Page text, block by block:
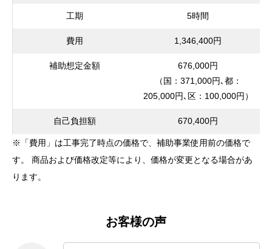
工期 5時間
費用 1,346,400円
補助想定金額
676,000円
（国：371,000円､都：
205,000円､区：100,000円）
自己負担額 670,400円
※「費用」は工事完了時点の価格で、補助事業使用前の価格で
す。 商品および価格改定等により、価格が変更となる場合があ
ります。
お客様の声